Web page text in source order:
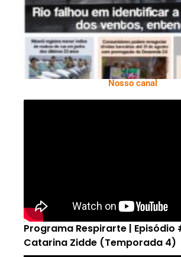
Nosso canal
Programa Respirarte | Episódio
Catarina Zidde (Temporada 4)